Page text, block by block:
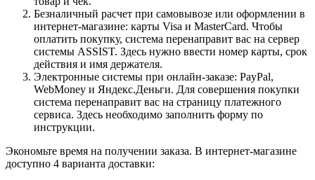
Безналичный расчет при самовывозе или оформлении в
интернет-магазине: карты Visa и MasterCard. Чтобы
оплатить покупку, система перенаправит вас на сервер
системы ASSIST. Здесь нужно ввести номер карты, срок
действия и имя держателя.
Электронные системы при онлайн-заказе: PayPal,
WebMoney и Яндекс.Деньги. Для совершения покупки
система перенаправит вас на страницу платежного
сервиса. Здесь необходимо заполнить форму по
инструкции.
Экономьте время на получении заказа. В интернет-магазине
доступно 4 варианта доставки: